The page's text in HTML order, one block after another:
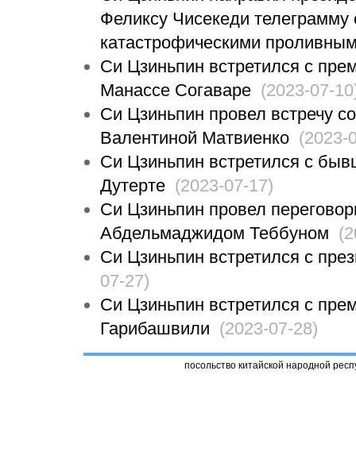
Феликсу Чисекеди
катастрофическими
Си Цзиньпин встретился с
Манассе Согаваре (2023-07-
Си Цзиньпин провел встречу
Валентиной Матвиенко (2023-
Си Цзиньпин встретился с
Дутерте (2023-07-17)
Си Цзиньпин провел
Абдельмаджидом Теббуном
Си Цзиньпин встретился с
07-27)
Си Цзиньпин встретился с
Гарибашвили (2023-07-28)
посольство китайской народной